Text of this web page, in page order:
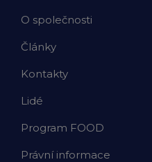
O společnosti
Články
Kontakty
Lidé
Program FOOD
Právní informace